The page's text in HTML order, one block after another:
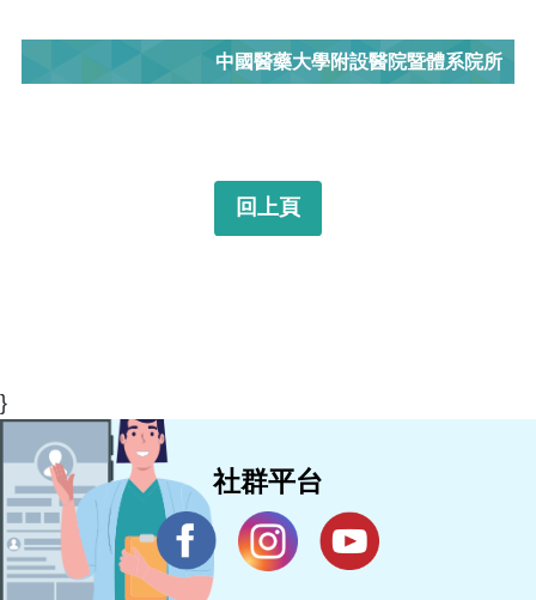
中國醫藥大學附設醫院暨體系院所
回上頁
}
社群平台